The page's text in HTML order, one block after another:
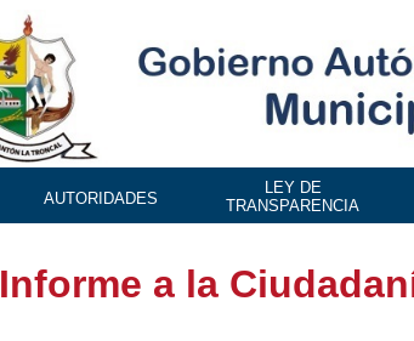
AUTORIDADES
LEY DE
TRANSPARENCIA
Informe a la